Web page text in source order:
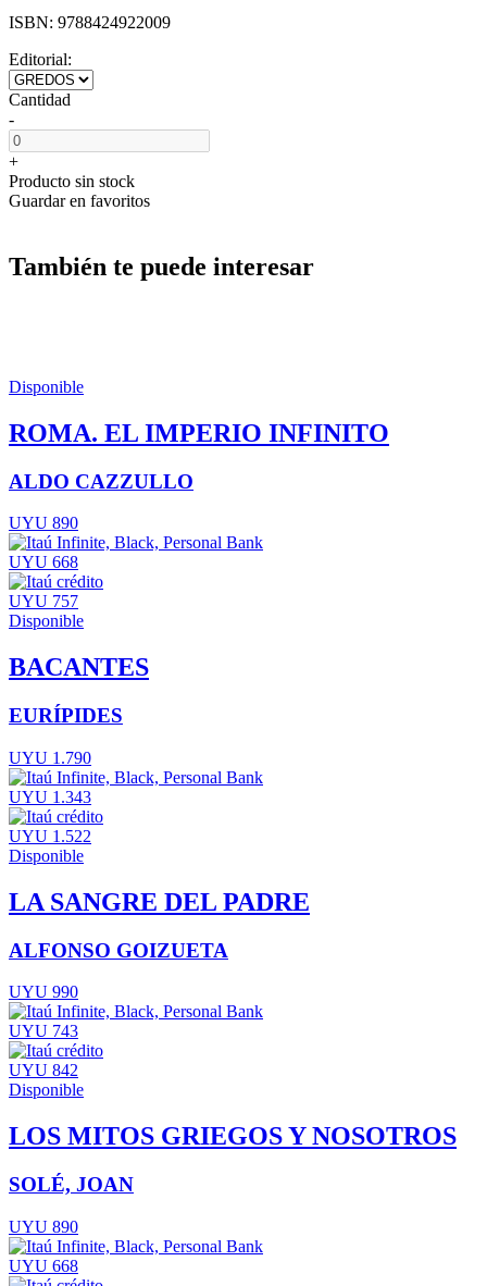
ISBN: 9788424922009
Editorial:
Cantidad
-
+
Producto sin stock
Guardar en favoritos
También te puede interesar
Disponible
ROMA. EL IMPERIO INFINITO
ALDO CAZZULLO
UYU 890
UYU 668
UYU 757
Disponible
BACANTES
EURÍPIDES
UYU 1.790
UYU 1.343
UYU 1.522
Disponible
LA SANGRE DEL PADRE
ALFONSO GOIZUETA
UYU 990
UYU 743
UYU 842
Disponible
LOS MITOS GRIEGOS Y NOSOTROS
SOLÉ, JOAN
UYU 890
UYU 668